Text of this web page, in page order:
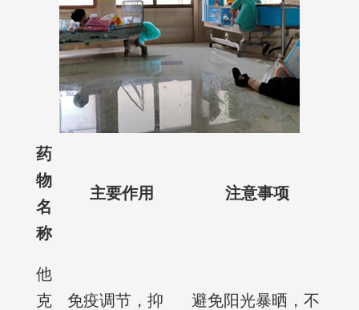
药
物
名
称
主要作用 注意事项
他
克
免疫调节，抑
避免阳光暴晒，不